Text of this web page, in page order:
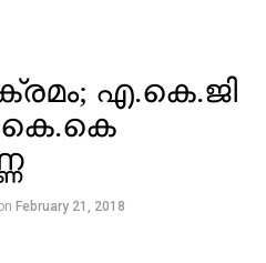
എ.കെ.ജി
February 21, 2018